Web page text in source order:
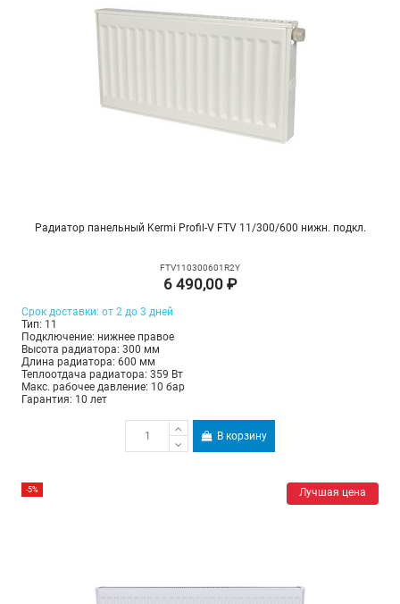
Радиатор панельный Kermi Profil-V FTV 11/300/600 нижн. подкл.
FTV110300601R2Y
6 490,00 ₽
Срок доставки: от 2 до 3 дней
Тип: 11
Подключение: нижнее правое
Высота радиатора: 300 мм
Длина радиатора: 600 мм
Теплоотдача радиатора: 359 Вт
Макс. рабочее давление: 10 бар
Гарантия: 10 лет
В корзину
Лучшая цена
-5%